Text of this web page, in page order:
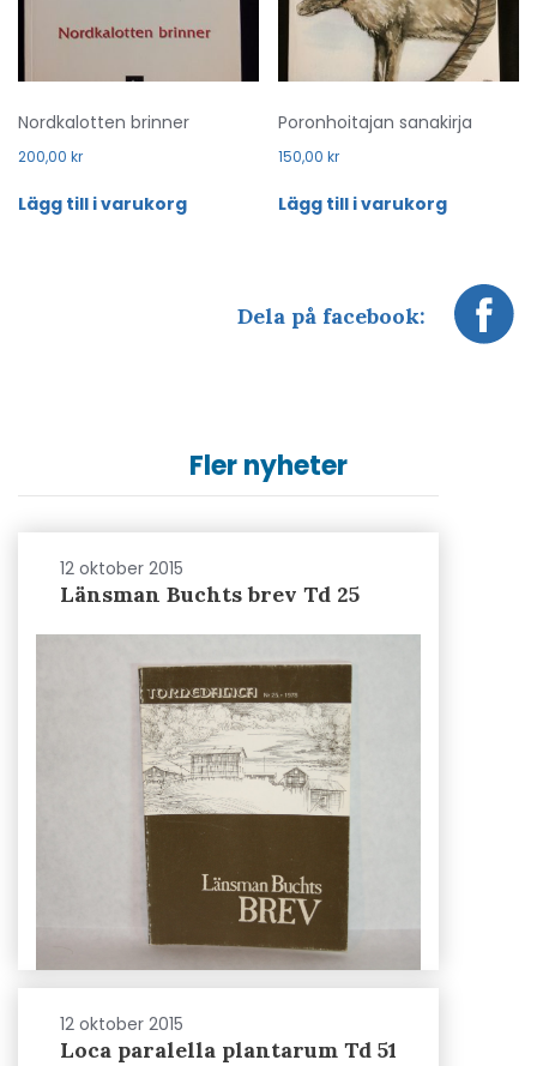
Nordkalotten brinner
200,00 kr
Lägg till i varukorg
Poronhoitajan sanakirja
150,00kr
Lägg till i varukorg
Dela på facebook:
Fler nyheter
12 oktober 2015
Länsman Buchts brev Td 25
12 oktober 2015
Loca paralella plantarum Td 51